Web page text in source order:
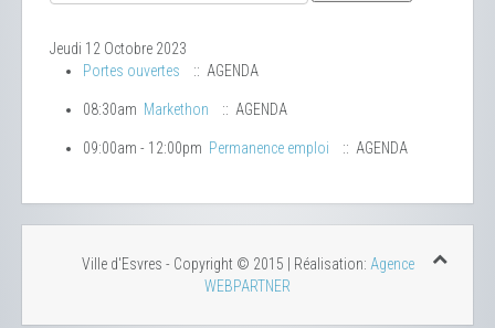
Jeudi 12 Octobre 2023
Portes ouvertes
:: AGENDA
08:30am Markethon :: AGENDA
09:00am - 12:00pm Permanence emploi :: AGENDA
Ville d'Esvres - Copyright © 2015 | Réalisation: Agence
WEBPARTNER